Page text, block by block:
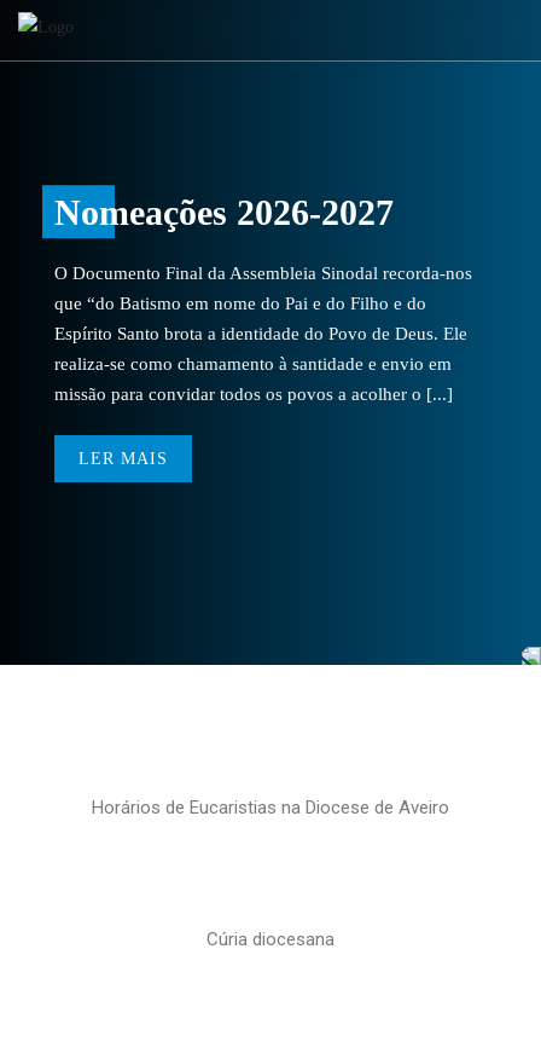
Nomeações 2026-2027
O Documento Final da Assembleia Sinodal recorda-nos
que “do Batismo em nome do Pai e do Filho e do
Espírito Santo brota a identidade do Povo de Deus. Ele
realiza-se como chamamento à santidade e envio em
missão para convidar todos os povos a acolher o [...]
LER MAIS
Horários de Eucaristias na Diocese de Aveiro
Cúria diocesana